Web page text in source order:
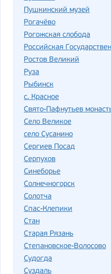
Пушкинский музей
Рогачёво
Рогожская слобода
Российская
Ростов Великий
Руза
Рыбинск
с. Красное
Свято-Пафнутьев
Село Великое
село Сусанино
Сергиев Посад
Серпухов
Синеборье
Солнечногорск
Солотча
Спас-Клепики
Стан
Старая Рязань
Степановское-Волосово
Судогда
Суздаль